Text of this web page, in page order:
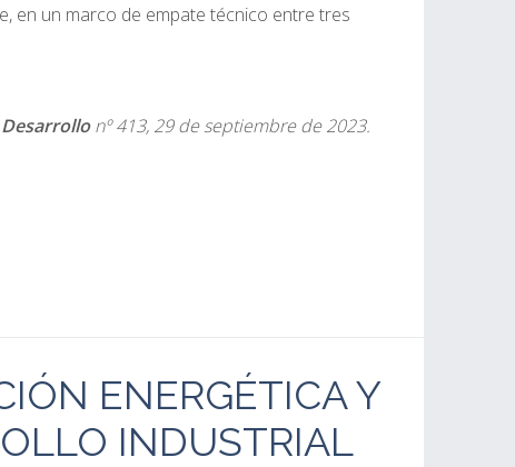
en un marco de empate técnico entre tres
nº 413, 29 de septiembre de 2023.
ENERGÉTICA Y
INDUSTRIAL